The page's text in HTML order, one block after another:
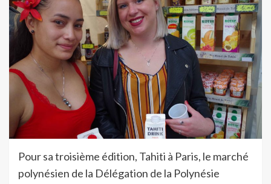
Pour sa troisième édition, Tahiti à Paris, le marché
polynésien de la Délégation de la Polynésie